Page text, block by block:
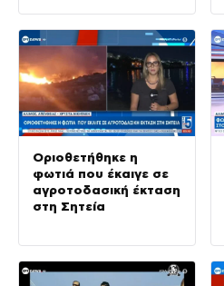
Οριοθετήθηκε η
φωτιά που έκαιγε σε
αγροτοδασική έκταση
στη Σητεία